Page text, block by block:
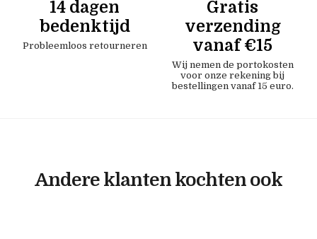
14 dagen
bedenktijd
Probleemloos retourneren
Gratis
verzending
vanaf €15
Wij nemen de portokosten
voor onze rekening bij
bestellingen vanaf 15 euro.
Andere klanten kochten ook